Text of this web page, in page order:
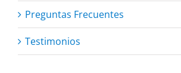
Preguntas Frecuentes
Testimonios